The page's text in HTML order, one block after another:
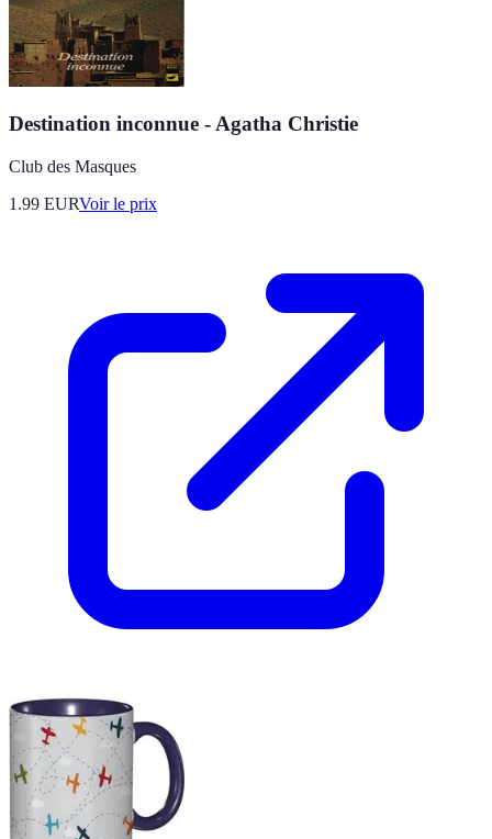
Destination inconnue - Agatha Christie
Club des Masques
1.99 EURVoir le prix